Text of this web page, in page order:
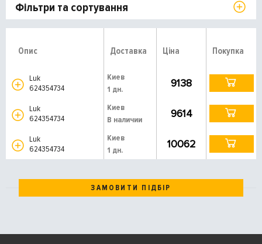
Фільтри та сортування
Опис Доставка Ціна Покупка
Luk
624354734
Киев
1 дн.
9138
Luk
624354734
Киев
В наличии
9614
Luk
624354734
Киев
1 дн.
10062
ЗАМОВИТИ ПІДБІР